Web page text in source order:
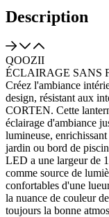
Description
QOOZII
ÉCLAIRAGE SANS
Créez l'ambiance
design, résistant aux
CORTEN. Cette
éclairage d'ambiance
lumineuse,
jardin ou bord de
LED a une largeur de
comme source de
confortables d'une
la nuance de couleur
toujours la bonne